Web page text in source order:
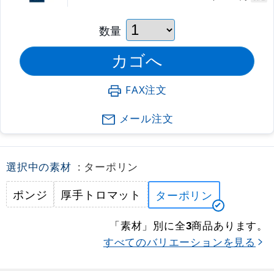
数量
FAX注文
メール注文
選択中の素材 : ターポリン
ポンジ 厚手トロマット ターポリン
「素材」別に全3商品あります。
すべてのバリエーションを見る